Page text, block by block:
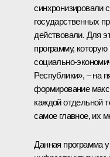
синхронизировали
государственных
действовали. Для
программу,
социально-
Республики», – на
формирование
каждой отдельной
самое главное, их
Данная программа